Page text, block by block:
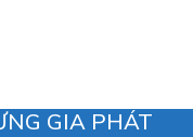
GIA PHÁT